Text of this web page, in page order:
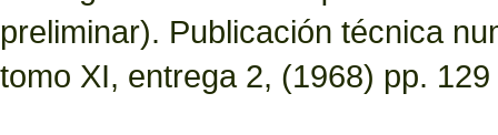
preliminar). Publicación técnica
tomo XI, entrega 2, (1968) pp.